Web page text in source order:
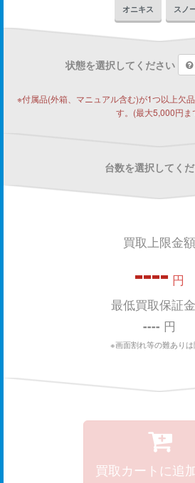
オニキス スノ
状態を選択してください
※付属品(外箱、マニュアル含む)が1つ以上欠
す。(最大5,000円ま
台数を選択してく
買取上限金額
---- 円
最低買取保証
---- 円
※画面割れ等の難ありは
買取カートに追